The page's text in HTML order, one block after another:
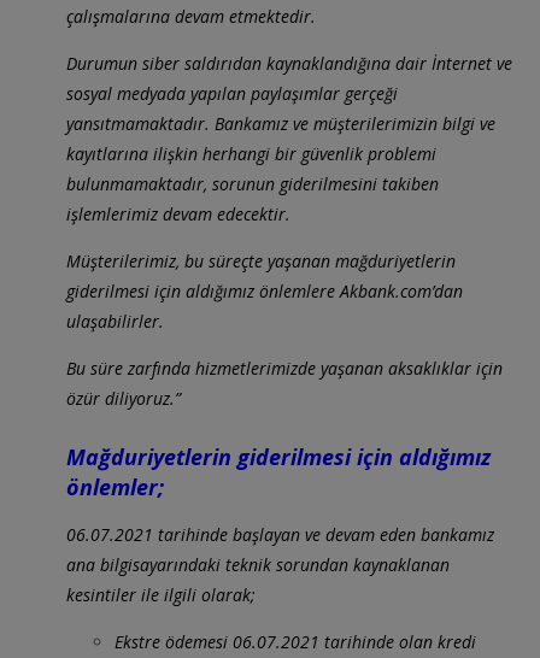
çalışmalarına devam etmektedir.
Durumun siber saldırıdan kaynaklandığına dair İnternet ve
sosyal medyada yapılan paylaşımlar gerçeği
yansıtmamaktadır. Bankamız ve müşterilerimizin bilgi ve
kayıtlarına ilişkin herhangi bir güvenlik problemi
bulunmamaktadır, sorunun giderilmesini takiben
işlemlerimiz devam edecektir.
Müşterilerimiz, bu süreçte yaşanan mağduriyetlerin
giderilmesi için aldığımız önlemlere Akbank.com’dan
ulaşabilirler.
Bu süre zarfında hizmetlerimizde yaşanan aksaklıklar için
özür diliyoruz.”
Mağduriyetlerin giderilmesi için aldığımız
önlemler;
06.07.2021 tarihinde başlayan ve devam eden bankamız
ana bilgisayarındaki teknik sorundan kaynaklanan
kesintiler ile ilgili olarak;
Ekstre ödemesi 06.07.2021 tarihinde olan kredi